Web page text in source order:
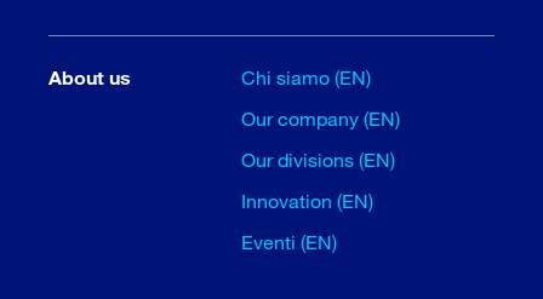
About us
Chi siamo (EN)
Our company (EN)
Our divisions (EN)
Innovation (EN)
Eventi (EN)